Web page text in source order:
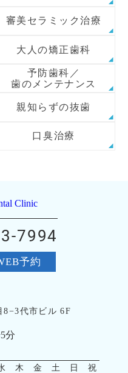
審美セラミック治療
大人の矯正歯科
予防歯科／
歯のメンテナンス
親知らずの抜歯
口臭治療
7994
予約
8−3代市ビル 6F
分
木 金 土 日 祝